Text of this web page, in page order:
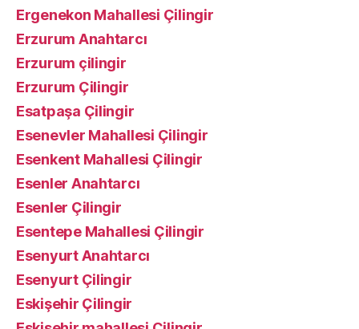
Ergenekon Mahallesi Çilingir
Erzurum Anahtarcı
Erzurum çilingir
Erzurum Çilingir
Esatpaşa Çilingir
Esenevler Mahallesi Çilingir
Esenkent Mahallesi Çilingir
Esenler Anahtarcı
Esenler Çilingir
Esentepe Mahallesi Çilingir
Esenyurt Anahtarcı
Esenyurt Çilingir
Eskişehir Çilingir